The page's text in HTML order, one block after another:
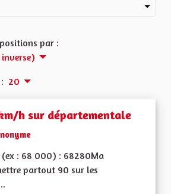
par :
20
h sur départementale
(ex : 68 000) : 68280Ma
partout 90 sur les